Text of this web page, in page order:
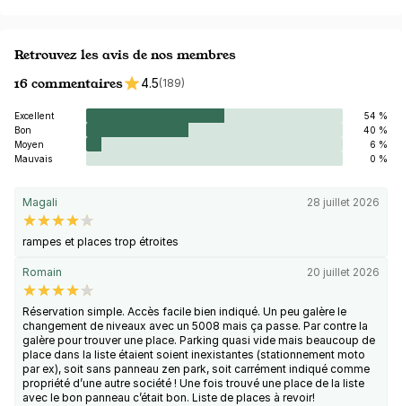
Retrouvez les avis de nos membres
16 commentaires
4.5(189)
Excellent
54 %
Bon
40 %
Moyen
6 %
Mauvais
0 %
Magali 28 juillet 2026
rampes et places trop étroites
Romain 20 juillet 2026
Réservation simple. Accès facile bien indiqué. Un peu galère le
changement de niveaux avec un 5008 mais ça passe. Par contre la
galère pour trouver une place. Parking quasi vide mais beaucoup de
place dans la liste étaient soient inexistantes (stationnement moto
par ex), soit sans panneau zen park, soit carrément indiqué comme
propriété d’une autre société ! Une fois trouvé une place de la liste
avec le bon panneau c’était bon. Liste de places à revoir!